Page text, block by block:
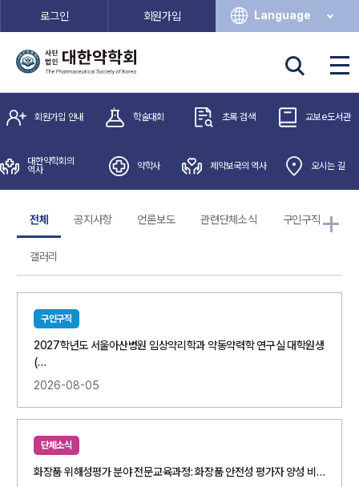
로그인 회원가입 Language
THE PHARMACEUTICAL SOCIETY OF KOREA
Shaping Interactive Approaches
in Pharmaceutical Sciences
23 Thu ~ 24 April, 2026
학술대회 홈페이지 바로가기
회원가입 안내 학술대회 초록 검색 교보e도서관
대한약학회의
역사 약학사 제약보국의 역사 오시는 길
전체 공지사항 언론보도 관련단체소식 구인구직
갤러리
구인구직
2027학년도 서울아산병원 임상약리학과 약동약력학 연구실 대학원생
(…
2026-08-05
단체소식
화장품 위해성평가 분야 전문교육과정: 화장품 안전성 평가자 양성 비…